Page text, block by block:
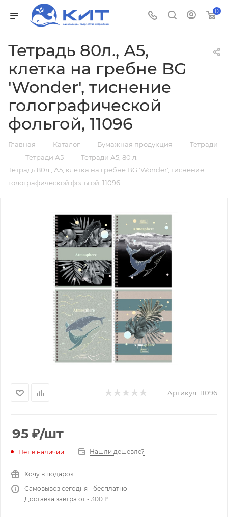
0
Тетрадь 80л., А5,
клетка на гребне BG
'Wonder', тиснение
голографической
фольгой, 11096
Главная — Каталог — Бумажная продукция — Тетради
— Тетради А5 — Тетради А5, 80 л. —
Тетрадь 80л., А5, клетка на гребне BG 'Wonder', тиснение
голографической фольгой, 11096
Артикул: 11096
95 ₽/шт
Нет в наличии Нашли дешевле?
Хочу в подарок
Самовывоз сегодня - бесплатно
Доставка завтра от - 300 ₽